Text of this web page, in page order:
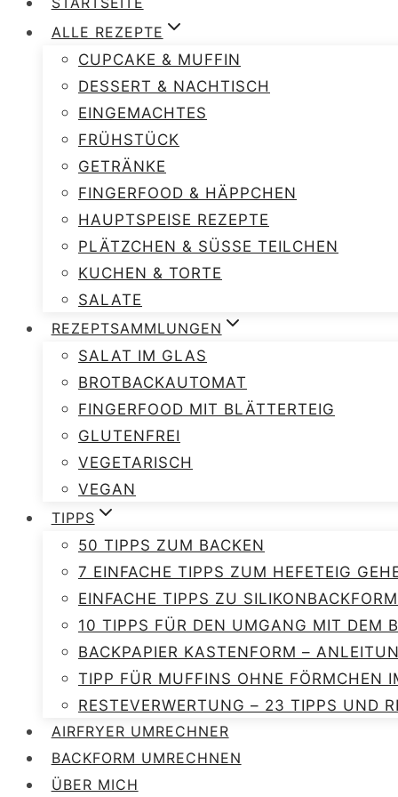
ALLE REZEPTE
CUPCAKE & MUFFIN
DESSERT & NACHTISCH
EINGEMACHTES
FRÜHSTÜCK
GETRÄNKE
FINGERFOOD & HÄPPCHEN
HAUPTSPEISE REZEPTE
PLÄTZCHEN & SÜSSE TEILCHEN
KUCHEN & TORTE
SALATE
REZEPTSAMMLUNGEN
SALAT IM GLAS
BROTBACKAUTOMAT
FINGERFOOD MIT BLÄTTERTEIG
GLUTENFREI
VEGETARISCH
VEGAN
TIPPS
50 TIPPS ZUM BACKEN
7 EINFACHE TIPPS ZUM HEFETEIG
EINFACHE TIPPS ZU
10 TIPPS FÜR DEN UMGANG MIT DEM
BACKPAPIER KASTENFORM –
TIPP FÜR MUFFINS OHNE FÖRMCHEN
RESTEVERWERTUNG – 23 TIPPS UND
AIRFRYER UMRECHNER
BACKFORM UMRECHNEN
ÜBER MICH